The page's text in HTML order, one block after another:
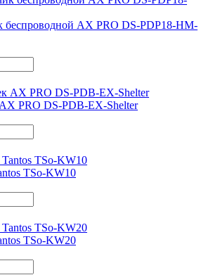
AX PRO DS-PDP18-HM-
PRO DS-PDB-EX-Shelter
TSo-KW10
TSo-KW20